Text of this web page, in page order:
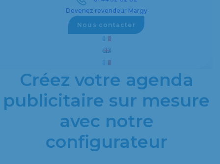
Devenez revendeur Margy
Nous contacter
Voir les objets publicitaires
Créez votre agenda
publicitaire sur mesure
avec notre
configurateur